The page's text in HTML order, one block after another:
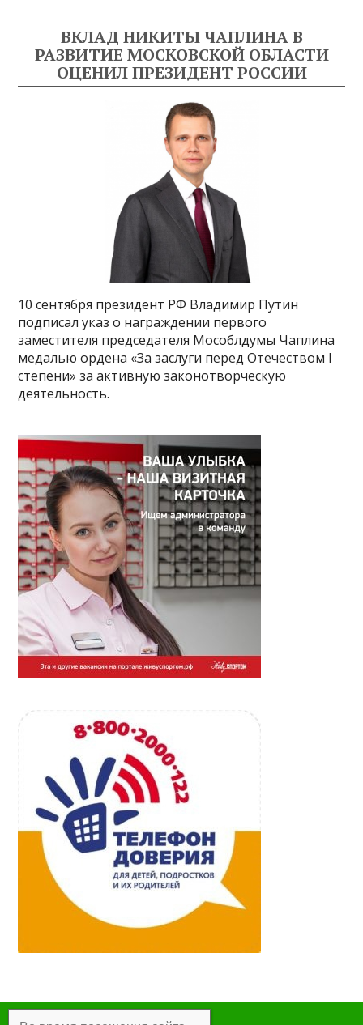
ВКЛАД НИКИТЫ ЧАПЛИНА В
РАЗВИТИЕ МОСКОВСКОЙ ОБЛАСТИ
ОЦЕНИЛ ПРЕЗИДЕНТ РОССИИ
10 сентября президент РФ Владимир Путин
подписал указ о награждении первого
заместителя председателя Мособлдумы Чаплина
медалью ордена «За заслуги перед Отечеством I
степени» за активную законотворческую
деятельность.